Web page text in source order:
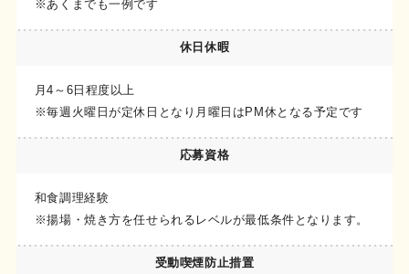
※あくまでも一例です
休日休暇
月4～6日程度以上
※毎週火曜日が定休日となり月曜日はPM休となる予定です
応募資格
和食調理経験
※揚場・焼き方を任せられるレベルが最低条件となります。
受動喫煙 防止措置